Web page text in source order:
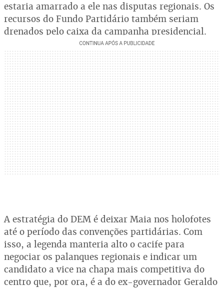
estaria amarrado a ele nas disputas regionais. Os
recursos do Fundo Partidário também seriam
drenados pelo caixa da campanha presidencial.
A estratégia do DEM é deixar Maia nos holofotes
até o período das convenções partidárias. Com
isso, a legenda manteria alto o cacife para
negociar os palanques regionais e indicar um
candidato a vice na chapa mais competitiva do
centro que, por ora, é a do ex-governador Geraldo